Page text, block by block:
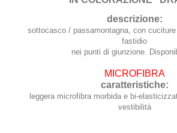
descrizione:
sottocasco / passamontagna, con
fastidio
nei punti di giunzione.
MICROFIBRA
caratteristiche:
leggera microfibra morbida e bi-
vestibilità